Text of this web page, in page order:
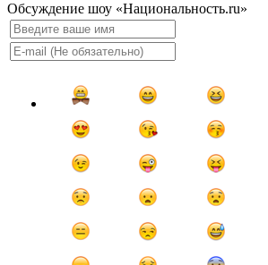
Обсуждение шоу «Национальность.ru»